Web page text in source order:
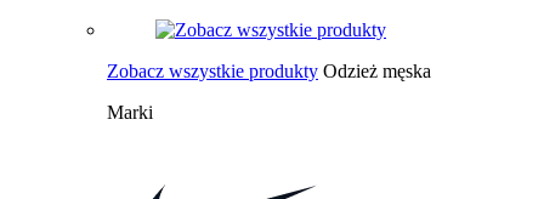
Zobacz wszystkie produkty Odzież męska
Marki